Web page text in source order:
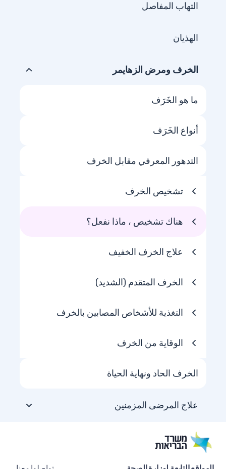
التهاب المفاصل
الهذيان
الخرف ومرض الزهايمر
ما هو الخَرَف
أنواع الخَرَف
التدهور المعرفي مقابل الخرف
تشخيص الخرف
هناك تشخيص ، ماذا نفعل؟
علاج الخرف الخفيف
الخرف المتقدم (الشديد)
التغذية للأشخاص المصابين بالخرف
الوقاية من الخرف
الخرف الحاد ونهاية الحياة
علاج المرضى المزمنين